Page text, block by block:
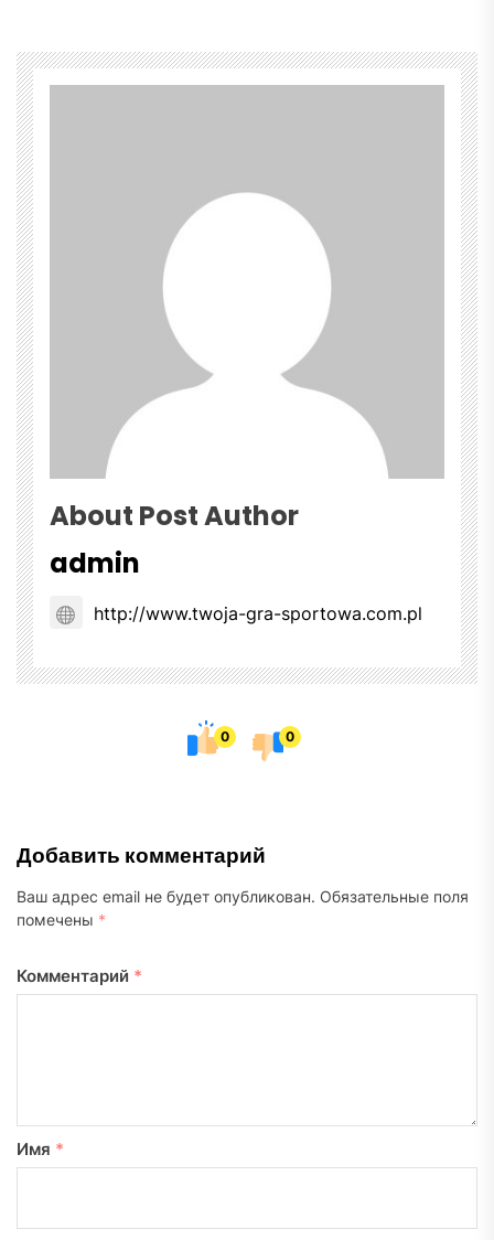
About Post Author
admin
http://www.twoja-gra-sportowa.com.pl
0 0
Добавить комментарий
Ваш адрес email не будет опубликован. Обязательные поля
помечены *
Комментарий *
Имя *